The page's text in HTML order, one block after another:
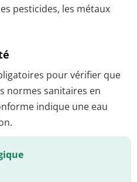
pesticides, les métaux
pour vérifier que
normes sanitaires en
indique une eau